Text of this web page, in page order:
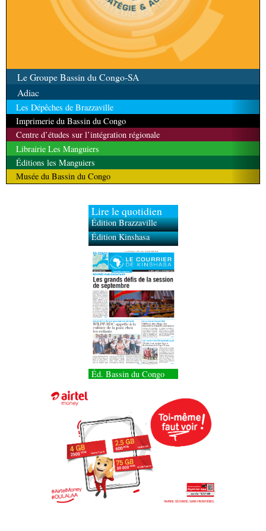
Le Groupe Bassin du Congo-SA
Adiac
Les Dépêches de Brazzaville
Imprimerie du Bassin du Congo
Centre d’études sur l’intégration régionale
Librairie Les Manguiers
Éditions les Manguiers
Musée du Bassin du Congo
Lire le quotidien
Édition Brazzaville
Édition Kinshasa
Éd. Bassin du Congo